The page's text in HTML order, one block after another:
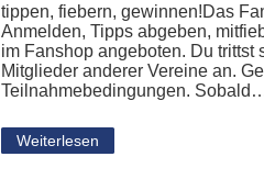
tippen, fiebern, gewinnen!Das
Anmelden, Tipps abgeben,
im Fanshop angeboten. Du
Mitglieder anderer Vereine an.
Teilnahmebedingungen.
Weiterlesen